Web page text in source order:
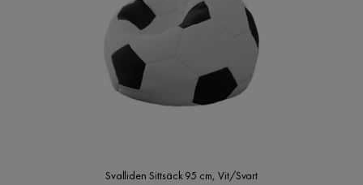
Svalliden Sittsäck 95 cm, Vit/Svart